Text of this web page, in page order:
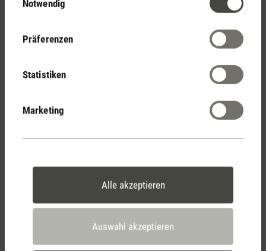
Notwendig
Präferenzen
Statistiken
Marketing
Alle akzeptieren
Auswahl akzeptieren
Wir helfen dir gerne weiter!
Anrede